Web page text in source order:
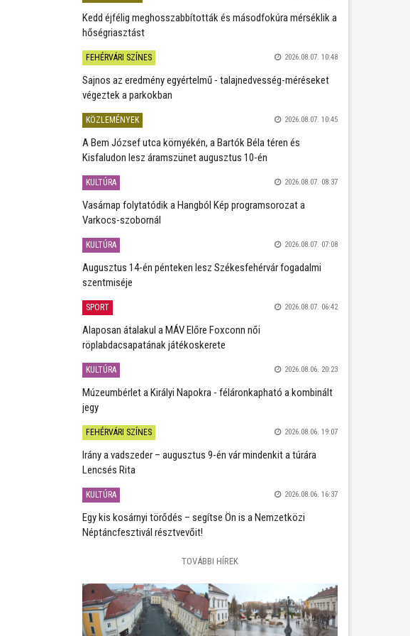
Kedd éjfélig meghosszabbították és másodfokúra mérséklik a
hőségriasztást
FEHÉRVÁRI SZÍNES 2026.08.07. 10:48
Sajnos az eredmény egyértelmű - talajnedvesség-méréseket
végeztek a parkokban
KÖZLEMÉNYEK 2026.08.07. 10:45
A Bem József utca környékén, a Bartók Béla téren és
Kisfaludon lesz áramszünet augusztus 10-én
KULTÚRA 2026.08.07. 08:37
Vasárnap folytatódik a Hangból Kép programsorozat a
Varkocs-szobornál
KULTÚRA 2026.08.07. 07:08
Augusztus 14-én pénteken lesz Székesfehérvár fogadalmi
szentmiséje
SPORT 2026.08.07. 06:42
Alaposan átalakul a MÁV Előre Foxconn női
röplabdacsapatának játékoskerete
KULTÚRA 2026.08.06. 20:23
Múzeumbérlet a Királyi Napokra - féláronkapható a kombinált
jegy
FEHÉRVÁRI SZÍNES 2026.08.06. 19:07
Irány a vadszeder – augusztus 9-én vár mindenkit a túrára
Lencsés Rita
KULTÚRA 2026.08.06. 16:37
Egy kis kosárnyi törődés – segítse Ön is a Nemzetközi
Néptáncfesztivál résztvevőit!
TOVÁBBI HÍREK